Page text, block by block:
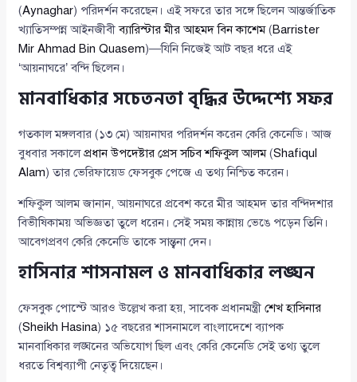
(Aynaghar) পরিদর্শন করেছেন। এই সফরে তার সঙ্গে ছিলেন আন্তর্জাতিক
খ্যাতিসম্পন্ন আইনজীবীব্যারিস্টার মীর আহমদ বিন কাশেম(Barrister
Mir Ahmad Bin Quasem)—যিনি নিজেই আট বছর ধরে এই
‘আয়নাঘরে’ বন্দি ছিলেন।
মানবাধিকার সচেতনতা বৃদ্ধির উদ্দেশ্যে সফর
গতকাল মঙ্গলবার (১৩ মে) আয়নাঘর পরিদর্শন করেন কেরি কেনেডি। আজ
বুধবার সকালেপ্রধান উপদেষ্টার প্রেস সচিব শফিকুল আলম(Shafiqul
Alam) তার ভেরিফায়েড ফেসবুক পেজে এ তথ্য নিশ্চিত করেন।
শফিকুল আলম জানান, আয়নাঘরে প্রবেশ করে মীর আহমদ তার বন্দিদশার
বিভীষিকাময় অভিজ্ঞতা তুলে ধরেন। সেই সময় কান্নায় ভেঙে পড়েন তিনি।
আবেগপ্রবণ কেরি কেনেডি তাকে সান্ত্বনা দেন।
হাসিনার শাসনামল ও মানবাধিকার লঙ্ঘন
ফেসবুক পোস্টে আরও উল্লেখ করা হয়, সাবেক প্রধানমন্ত্রীশেখ হাসিনার
(Sheikh Hasina) ১৫ বছরের শাসনামলে বাংলাদেশে ব্যাপক
মানবাধিকার লঙ্ঘনের অভিযোগ ছিল এবং কেরি কেনেডি সেই তথ্য তুলে
ধরতে বিশ্বব্যাপী নেতৃত্ব দিয়েছেন।